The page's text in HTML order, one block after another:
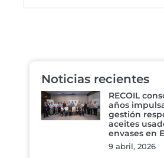
Noticias recientes
RECOIL
años
gestión
aceites
envases en
9 abril, 2026